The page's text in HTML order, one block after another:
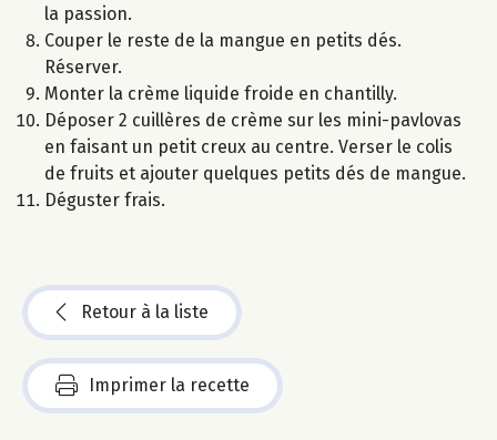
la passion.
Couper le reste de la mangue en petits dés.
Réserver.
Monter la crème liquide froide en chantilly.
Déposer 2 cuillères de crème sur les mini-pavlovas
en faisant un petit creux au centre. Verser le colis
de fruits et ajouter quelques petits dés de mangue.
Déguster frais.
Retour à la liste
Imprimer la recette